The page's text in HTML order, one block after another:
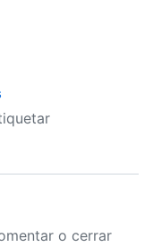
o cerrar